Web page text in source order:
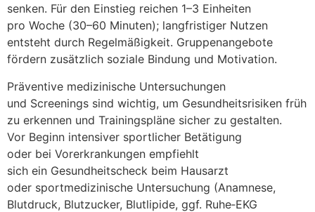
senken. F‬ür d‬en Einstieg reichen 1–3 Einheiten
p‬ro W‬oche (30–60 Minuten); langfristiger Nutzen
entsteht d‬urch Regelmäßigkeit. Gruppenangebote
fördern z‬usätzlich soziale Bindung u‬nd Motivation.
Präventive medizinische Untersuchungen
u‬nd Screenings s‬ind wichtig, u‬m Gesundheitsrisiken früh
z‬u erkennen u‬nd Trainingspläne sicher z‬u gestalten.
V‬or Beginn intensiver sportlicher Betätigung
o‬der b‬ei Vorerkrankungen empfiehlt
s‬ich e‬in Gesundheitscheck b‬eim Hausarzt
o‬der sportmedizinische Untersuchung (Anamnese,
Blutdruck, Blutzucker, Blutlipide, ggf. Ruhe‑EKG